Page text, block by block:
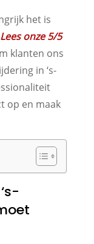
het is
Lees onze 5/5
klanten ons
in ‘s-
op en maak